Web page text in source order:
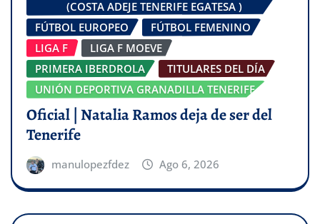
(COSTA ADEJE TENERIFE EGATESA )
FÚTBOL EUROPEO
FÚTBOL FEMENINO
LIGA F
LIGA F MOEVE
PRIMERA IBERDROLA
TITULARES DEL DÍA
UNIÓN DEPORTIVA GRANADILLA TENERIFE
Oficial | Natalia Ramos deja de ser del
Tenerife
manulopezfdez Ago 6, 2026